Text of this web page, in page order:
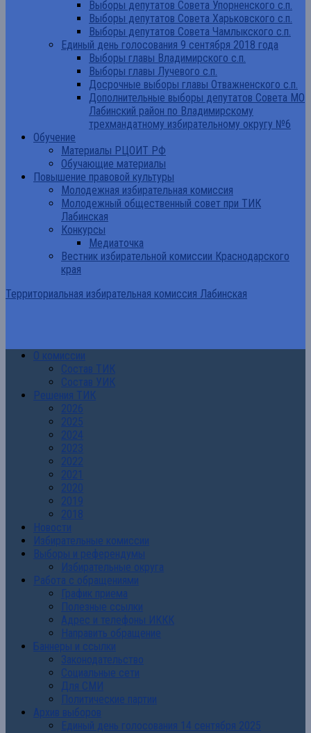
Выборы депутатов Совета Упорненского с.п.
Выборы депутатов Совета Харьковского с.п.
Выборы депутатов Совета Чамлыкского с.п.
Единый день голосования 9 сентября 2018 года
Выборы главы Владимирского с.п.
Выборы главы Лучевого с.п.
Досрочные выборы главы Отважненского с.п.
Дополнительные выборы депутатов Совета МО
Лабинский район по Владимирскому
трехмандатному избирательному округу №6
Обучение
Материалы РЦОИТ РФ
Обучающие материалы
Повышение правовой культуры
Молодежная избирательная комиссия
Молодежный общественный совет при ТИК
Лабинская
Конкурсы
Медиаточка
Вестник избирательной комиссии Краснодарского
края
Территориальная избирательная комиссия Лабинская
О комиссии
Состав ТИК
Состав УИК
Решения ТИК
2026
2025
2024
2023
2022
2021
2020
2019
2018
Новости
Избирательные комиссии
Выборы и референдумы
Избирательные округа
Работа с обращениями
График приема
Полезные ссылки
Адрес и телефоны ИККК
Направить обращение
Баннеры и ссылки
Законодательство
Социальные сети
Для СМИ
Политические партии
Архив выборов
Единый день голосования 14 сентября 2025